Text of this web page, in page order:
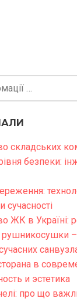
складських
безпеки:
сучасності
ЖК в Україні:
рушникосушки –
в
и эстетика
про що